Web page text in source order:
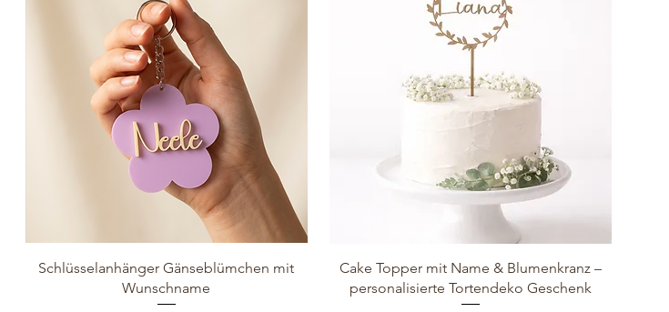
Schlüsselanhänger Gänseblümchen mit
Wunschname
Cake Topper mit Name & Blumenkranz –
personalisierte Tortendeko Geschenk